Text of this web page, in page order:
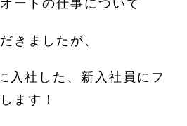
ートの仕事について
きましたが、
入社した、新入社員にフ
ます！